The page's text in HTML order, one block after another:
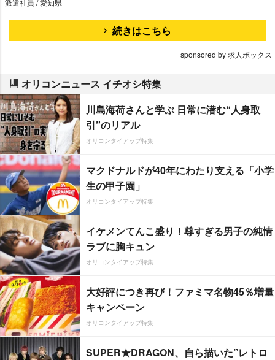
派遣社員 / 愛知県
続きはこちら
sponsored by 求人ボックス
オリコンニュース イチオシ特集
川島海荷さんと学ぶ 日常に潜む“人身取
引”のリアル
オリコンタイアップ特集
マクドナルドが40年にわたり支える「小学
生の甲子園」
オリコンタイアップ特集
イケメンてんこ盛り！尊すぎる男子の純情
ラブに胸キュン
オリコンタイアップ特集
大好評につき再び！ファミマ名物45％増量
キャンペーン
オリコンタイアップ特集
SUPER★DRAGON、自ら描いた”レトロ